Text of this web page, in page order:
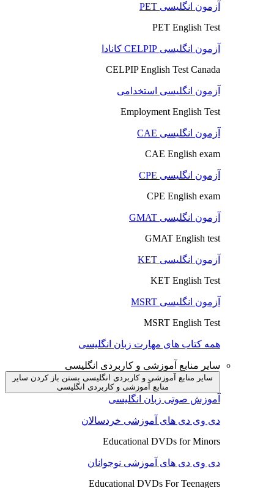
آزمون انگلیسی PET
PET English Test
آزمون انگلیسی CELPIP کانادا
CELPIP English Test Canada
آزمون انگلیسی استخدامی
Employment English Test
آزمون انگلیسی CAE
CAE English exam
آزمون انگلیسی CPE
CPE English exam
آزمون انگلیسی GMAT
GMAT English test
آزمون انگلیسی KET
KET English Test
آزمون انگلیسی MSRT
MSRT English Test
همه کتاب های مهارت زبان انگلیسی
سایر منابع آموزشی و کاربردی انگلیسی
سایر منابع آموزشی و کاربردی انگلیسی بستن باز کردن سایر
منابع آموزشی و کاربردی انگلیسی
آموزش صوتی زبان انگلیسی
دی وی دی های آموزشی خردسالان
Educational DVDs for Minors
دی وی دی های آموزشی نوجوانان
Educational DVDs For Teenagers